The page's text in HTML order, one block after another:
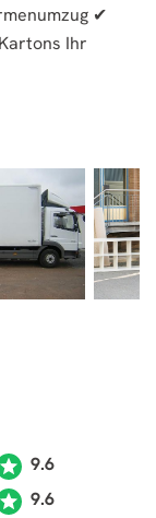
✔
Ihr
9.6
9.6